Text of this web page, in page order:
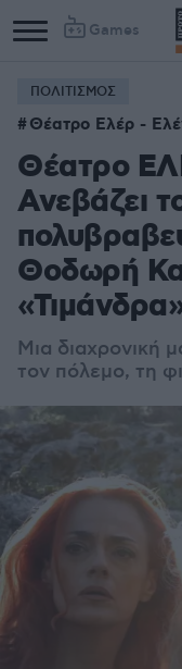
Games
ΠΟΛΙΤΙΣΜΟΣ
Θέατρο Ελέρ -
Θέατρο
Ανεβάζει
Θοδωρή
Μια διαχρονική
τον πόλεμο, τη